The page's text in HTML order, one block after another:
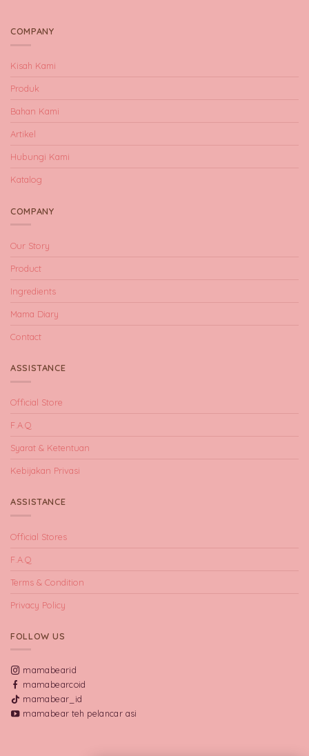
COMPANY
Kisah Kami
Produk
Bahan Kami
Artikel
Hubungi Kami
Katalog
COMPANY
Our Story
Product
Ingredients
Mama Diary
Contact
ASSISTANCE
Official Store
F.A.Q
Syarat & Ketentuan
Kebijakan Privasi
ASSISTANCE
Official Stores
F.A.Q
Terms & Condition
Privacy Policy
FOLLOW US
mamabearid
mamabearcoid
mamabear_id
mamabear teh pelancar asi